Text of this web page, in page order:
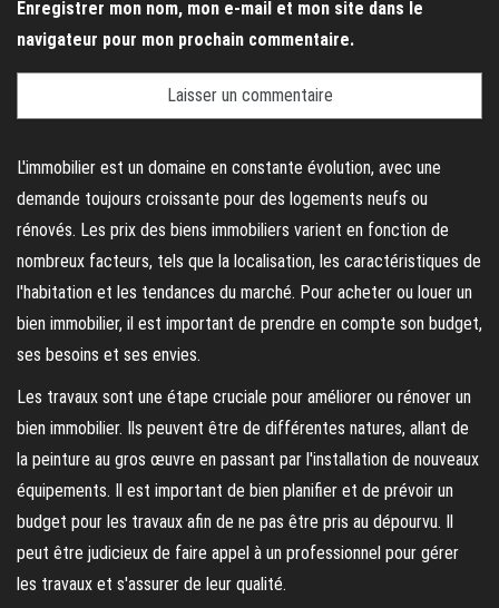
Enregistrer mon nom, mon e-mail et mon site dans le
navigateur pour mon prochain commentaire.
L'immobilier est un domaine en constante évolution, avec une
demande toujours croissante pour des logements neufs ou
rénovés. Les prix des biens immobiliers varient en fonction de
nombreux facteurs, tels que la localisation, les caractéristiques de
l'habitation et les tendances du marché. Pour acheter ou louer un
bien immobilier, il est important de prendre en compte son budget,
ses besoins et ses envies.
Les travaux sont une étape cruciale pour améliorer ou rénover un
bien immobilier. Ils peuvent être de différentes natures, allant de
la peinture au gros œuvre en passant par l'installation de nouveaux
équipements. Il est important de bien planifier et de prévoir un
budget pour les travaux afin de ne pas être pris au dépourvu. Il
peut être judicieux de faire appel à un professionnel pour gérer
les travaux et s'assurer de leur qualité.